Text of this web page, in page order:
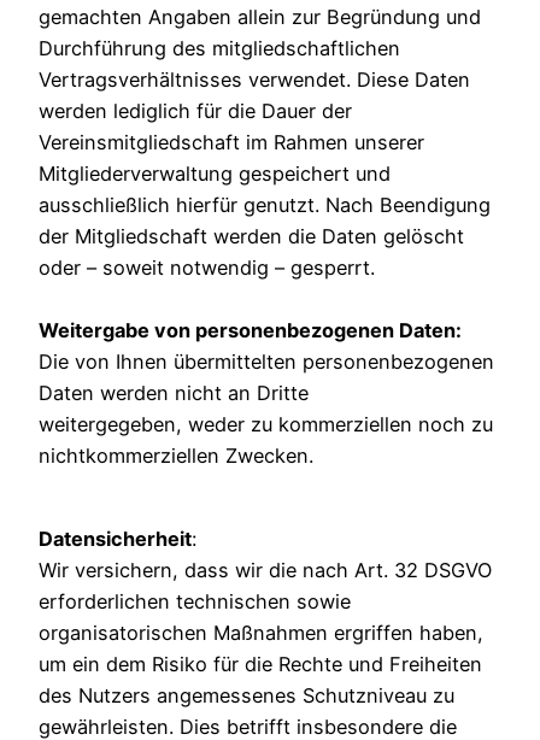
gemachten Angaben allein zur Begründung und
Durchführung des mitgliedschaftlichen
Vertragsverhältnisses verwendet. Diese Daten
werden lediglich für die Dauer der
Vereinsmitgliedschaft im Rahmen unserer
Mitgliederverwaltung gespeichert und
ausschließlich hierfür genutzt. Nach Beendigung
der Mitgliedschaft werden die Daten gelöscht
oder – soweit notwendig – gesperrt.
Weitergabe von personenbezogenen Daten:
Die von Ihnen übermittelten personenbezogenen
Daten werden nicht an Dritte
weitergegeben, weder zu kommerziellen noch zu
nichtkommerziellen Zwecken.
Datensicherheit:
Wir versichern, dass wir die nach Art. 32 DSGVO
erforderlichen technischen sowie
organisatorischen Maßnahmen ergriffen haben,
um ein dem Risiko für die Rechte und Freiheiten
des Nutzers angemessenes Schutzniveau zu
gewährleisten. Dies betrifft insbesondere die